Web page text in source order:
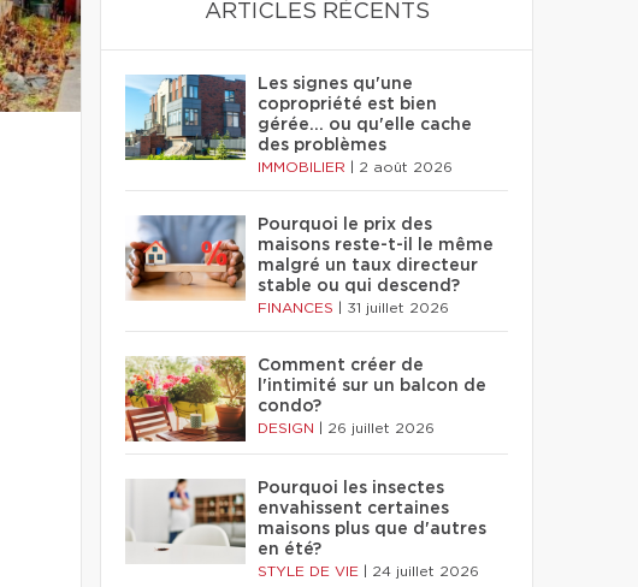
ARTICLES RÉCENTS
Les signes qu'une
copropriété est bien
gérée… ou qu'elle cache
des problèmes
IMMOBILIER 2 août 2026
Pourquoi le prix des
maisons reste-t-il le même
malgré un taux directeur
stable ou qui descend?
FINANCES 31 juillet 2026
Comment créer de
l'intimité sur un balcon de
condo?
DESIGN 26 juillet 2026
Pourquoi les insectes
envahissent certaines
maisons plus que d'autres
en été?
STYLE DE VIE 24 juillet 2026